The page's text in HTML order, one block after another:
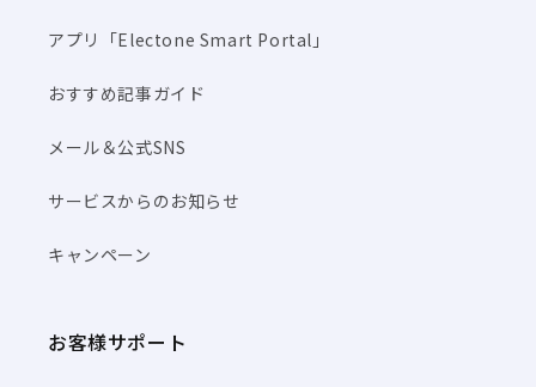
アプリ「Electone Smart Portal」
おすすめ記事ガイド
メール＆公式SNS
サービスからのお知らせ
キャンペーン
お客様サポート